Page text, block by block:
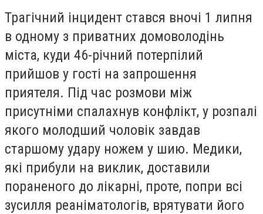
Трагічний інцидент стався вночі 1 липня
в одному з приватних домоволодінь
міста, куди 46-річний потерпілий
прийшов у гості на запрошення
приятеля. Під час розмови між
присутніми спалахнув конфлікт, у розпалі
якого молодший чоловік завдав
старшому удару ножем у шию. Медики,
які прибули на виклик, доставили
пораненого до лікарні, проте, попри всі
зусилля реаніматологів, врятувати його